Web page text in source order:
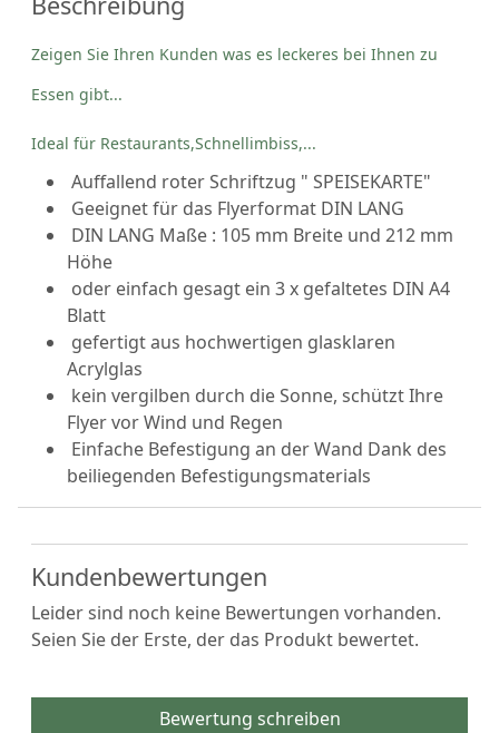
Zeigen Sie Ihren Kunden was es leckeres bei Ihnen zu
Essen gibt...
Ideal für Restaurants,Schnellimbiss,...
Auffallend roter Schriftzug " SPEISEKARTE"
Geeignet für das Flyerformat DIN LANG
DIN LANG Maße : 105 mm Breite und 212 mm
Höhe
oder einfach gesagt ein 3 x gefaltetes DIN A4
Blatt
gefertigt aus hochwertigen glasklaren
Acrylglas
kein vergilben durch die Sonne, schützt Ihre
Flyer vor Wind und Regen
Einfache Befestigung an der Wand Dank des
beiliegenden Befestigungsmaterials
Kundenbewertungen
Leider sind noch keine Bewertungen vorhanden.
Seien Sie der Erste, der das Produkt bewertet.
Bewertung schreiben